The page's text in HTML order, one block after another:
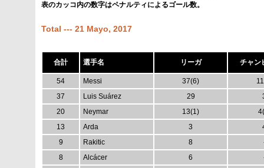
表のカッコ内の数字はペナルティによるゴール数。
Total --- 21 Mayo, 2017
合計 選手名 リーガ チャン
54 Messi 37(6)
37
Luis Suárez 29
20
Neymar 13(1)
13
Arda 3
9
Rakitic 8
8
Alcácer 6